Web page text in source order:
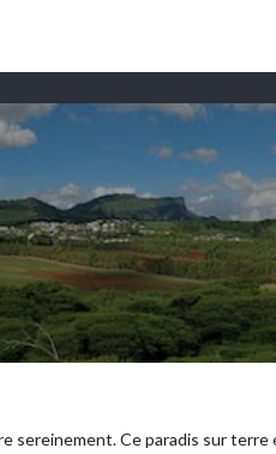
sereinement. Ce paradis sur